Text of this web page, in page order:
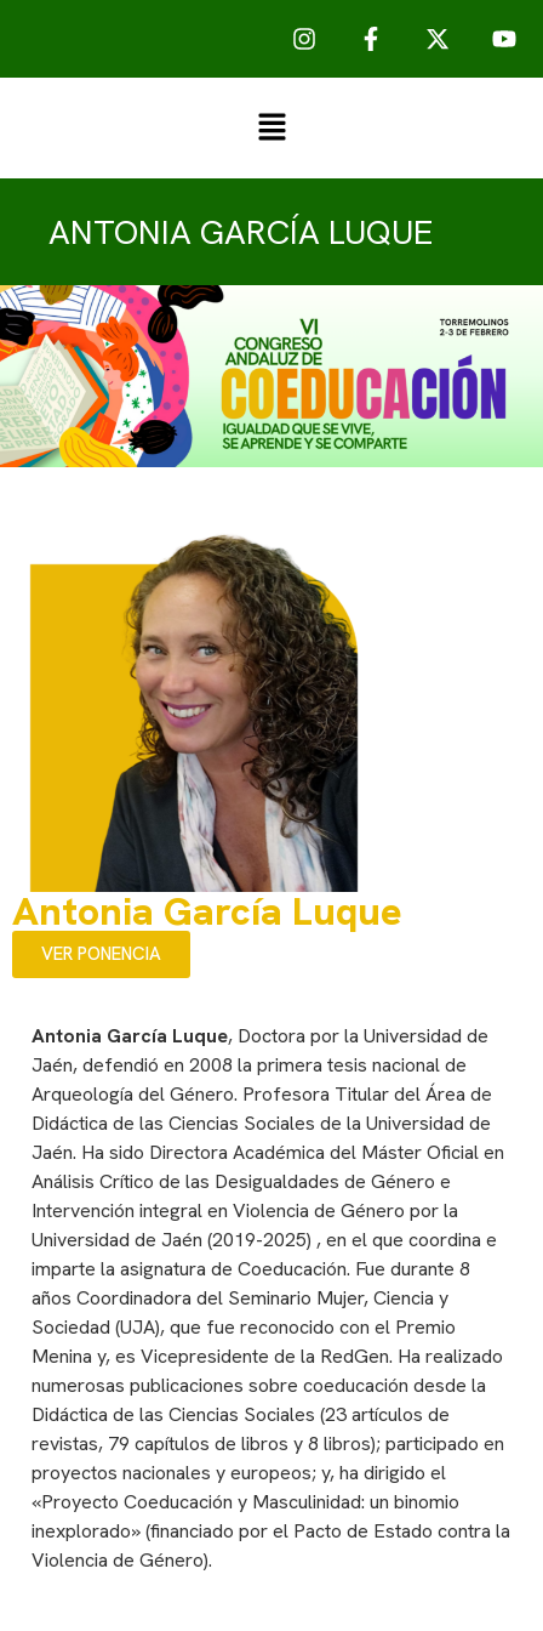
ANTONIA GARCÍA LUQUE
Antonia García Luque
VER PONENCIA
Antonia García Luque, Doctora por la Universidad de
Jaén, defendió en 2008 la primera tesis nacional de
Arqueología del Género. Profesora Titular del Área de
Didáctica de las Ciencias Sociales de la Universidad de
Jaén. Ha sido Directora Académica del Máster Oficial en
Análisis Crítico de las Desigualdades de Género e
Intervención integral en Violencia de Género por la
Universidad de Jaén (2019-2025) , en el que coordina e
imparte la asignatura de Coeducación. Fue durante 8
años Coordinadora del Seminario Mujer, Ciencia y
Sociedad (UJA), que fue reconocido con el Premio
Menina y, es Vicepresidente de la RedGen. Ha realizado
numerosas publicaciones sobre coeducación desde la
Didáctica de las Ciencias Sociales (23 artículos de
revistas, 79 capítulos de libros y 8 libros); participado en
proyectos nacionales y europeos; y, ha dirigido el
«Proyecto Coeducación y Masculinidad: un binomio
inexplorado» (financiado por el Pacto de Estado contra la
Violencia de Género).